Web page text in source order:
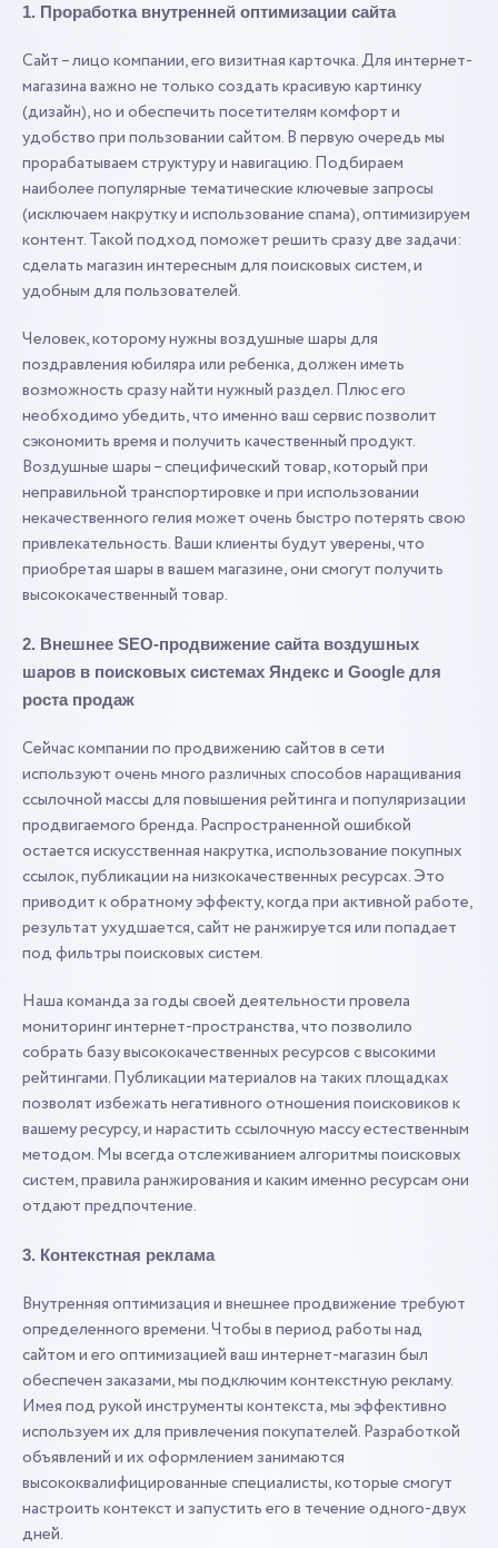
1. Проработка внутренней оптимизации сайта
Сайт – лицо компании, его визитная карточка. Для интернет-
магазина важно не только создать красивую картинку
(дизайн), но и обеспечить посетителям комфорт и
удобство при пользовании сайтом. В первую очередь мы
прорабатываем структуру и навигацию. Подбираем
наиболее популярные тематические ключевые запросы
(исключаем накрутку и использование спама), оптимизируем
контент. Такой подход поможет решить сразу две задачи:
сделать магазин интересным для поисковых систем, и
удобным для пользователей.
Человек, которому нужны воздушные шары для
поздравления юбиляра или ребенка, должен иметь
возможность сразу найти нужный раздел. Плюс его
необходимо убедить, что именно ваш сервис позволит
сэкономить время и получить качественный продукт.
Воздушные шары – специфический товар, который при
неправильной транспортировке и при использовании
некачественного гелия может очень быстро потерять свою
привлекательность. Ваши клиенты будут уверены, что
приобретая шары в вашем магазине, они смогут получить
высококачественный товар.
2. Внешнее SEO-продвижение сайта воздушных
шаров в поисковых системах Яндекс и Google для
роста продаж
Сейчас компании по продвижению сайтов в сети
используют очень много различных способов наращивания
ссылочной массы для повышения рейтинга и популяризации
продвигаемого бренда. Распространенной ошибкой
остается искусственная накрутка, использование покупных
ссылок, публикации на низкокачественных ресурсах. Это
приводит к обратному эффекту, когда при активной работе,
результат ухудшается, сайт не ранжируется или попадает
под фильтры поисковых систем.
Наша команда за годы своей деятельности провела
мониторинг интернет-пространства, что позволило
собрать базу высококачественных ресурсов с высокими
рейтингами. Публикации материалов на таких площадках
позволят избежать негативного отношения поисковиков к
вашему ресурсу, и нарастить ссылочную массу естественным
методом. Мы всегда отслеживанием алгоритмы поисковых
систем, правила ранжирования и каким именно ресурсам они
отдают предпочтение.
3. Контекстная реклама
Внутренняя оптимизация и внешнее продвижение требуют
определенного времени. Чтобы в период работы над
сайтом и его оптимизацией ваш интернет-магазин был
обеспечен заказами, мы подключим контекстную рекламу.
Имея под рукой инструменты контекста, мы эффективно
используем их для привлечения покупателей. Разработкой
объявлений и их оформлением занимаются
высококвалифицированные специалисты, которые смогут
настроить контекст и запустить его в течение одного-двух
дней.